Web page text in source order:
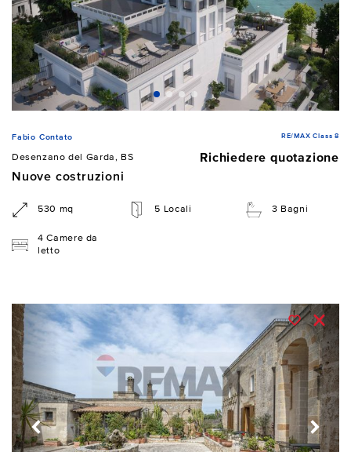
Fabio Contato RE/MAX Class 8
Desenzano del Garda, BS
Richiedere quotazione
Nuove costruzioni
530 mq 5 Locali 3 Bagni
4 Camere da
letto